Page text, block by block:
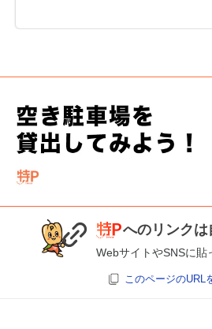
へのリンクは
WebサイトやSNSに貼
このページのURL